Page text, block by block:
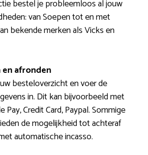
bestel je probleemloos al jouw
van Soepen tot en met
bekende merken als Vicks en
afronden
besteloverzicht en voer de
in. Dit kan bijvoorbeeld met
Pay, Credit Card, Paypal. Sommige
de mogelijkheid tot achteraf
automatische incasso.